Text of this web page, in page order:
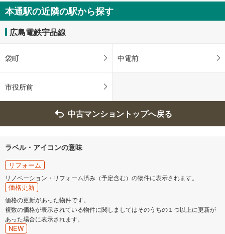
を
受
け
取
・
件
ペ
ジ
に
保
存
す
る
本通駅の近隣の駅から探す
広島電鉄宇品線
袋町 中電前
市役所前
中古マンショントップへ戻る
ラベル・アイコンの意味
リフォーム
リノベーション・リフォーム済み（予定含む）の物件に表示されます。
価格更新
価格の更新があった物件です。
複数の価格が表示されている物件に関しましてはそのうちの１つ以上に更新が
あった場合に表示されます。
NEW